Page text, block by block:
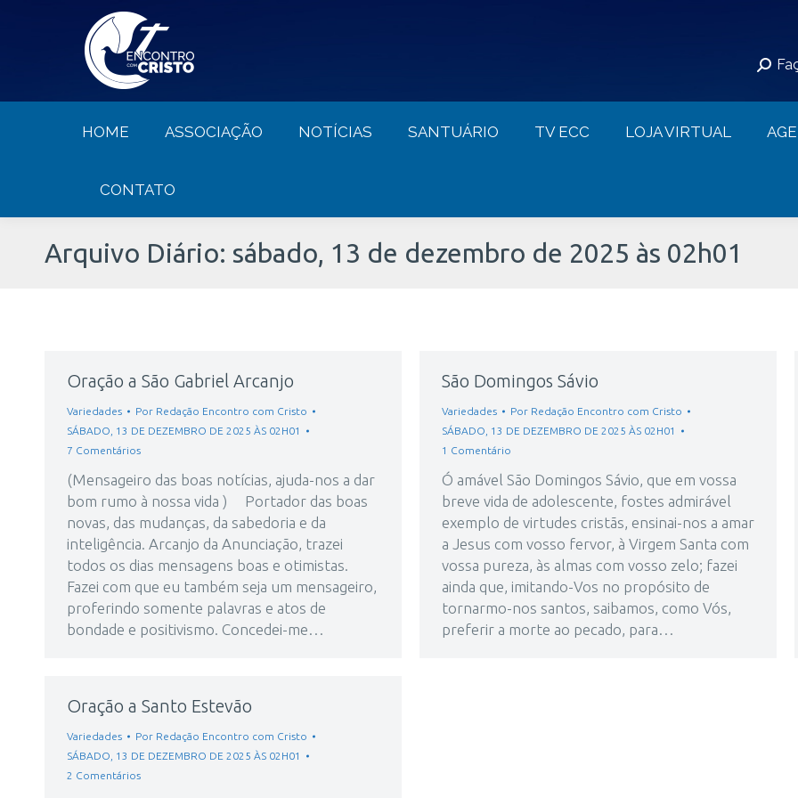
HOME ASSOCIAÇÃO NOTÍCIAS SANTUÁRIO TV ECC LOJA VIRTUAL
CONTATO
Arquivo Diário: sábado, 13 de dezembro de 2025 às 02h01
Oração a São Gabriel Arcanjo
Variedades Por Redação Encontro com Cristo
SÁBADO, 13 DE DEZEMBRO DE 2025 ÀS 02H01
7 Comentários
(Mensageiro das boas notícias, ajuda-nos a dar
bom rumo à nossa vida ) Portador das boas
novas, das mudanças, da sabedoria e da
inteligência. Arcanjo da Anunciação, trazei
todos os dias mensagens boas e otimistas.
Fazei com que eu também seja um mensageiro,
proferindo somente palavras e atos de
bondade e positivismo. Concedei-me…
São Domingos Sávio
Variedades Por Redação Encontro com Cristo
SÁBADO, 13 DE DEZEMBRO DE 2025 ÀS 02H01
1 Comentário
Ó amável São Domingos Sávio, que em vossa
breve vida de adolescente, fostes admirável
exemplo de virtudes cristãs, ensinai-nos a amar
a Jesus com vosso fervor, à Virgem Santa com
vossa pureza, às almas com vosso zelo; fazei
ainda que, imitando-Vos no propósito de
tornarmo-nos santos, saibamos, como Vós,
preferir a morte ao pecado, para…
Oração a Santo Estevão
Variedades Por Redação Encontro com Cristo
SÁBADO, 13 DE DEZEMBRO DE 2025 ÀS 02H01
2 Comentários
HOME